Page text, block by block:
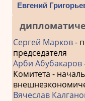
Евгений
Сергей Марков-
председателя
Арби Абубакаров
Комитета -
Вячеслав